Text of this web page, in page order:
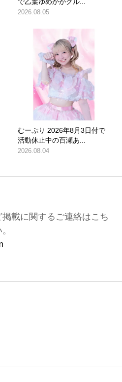
2026.08.05
むーぷり 2026年8月3日付で
活動休止中の百瀬あ...
2026.08.04
載に関するご連絡はこち